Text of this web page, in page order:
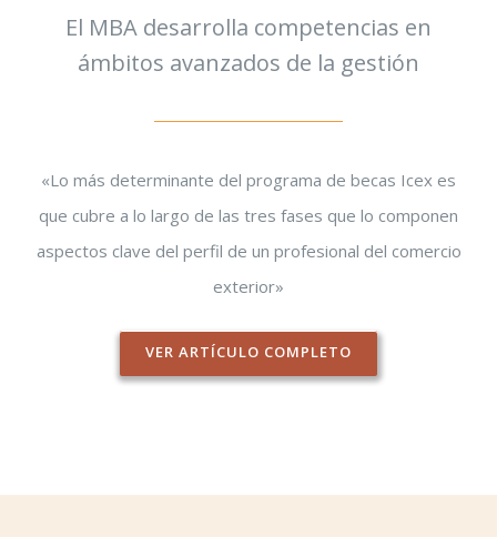
El MBA desarrolla competencias en
ámbitos avanzados de la gestión
«Lo más determinante del programa de becas Icex es
que cubre a lo largo de las tres fases que lo componen
aspectos clave del perfil de un profesional del comercio
exterior»
VER ARTÍCULO COMPLETO